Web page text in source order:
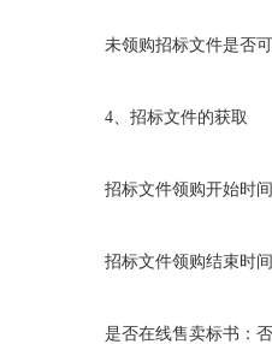
未领购招标文件是否
4、招标文件的获取
招标文件领购开始时间
招标文件领购结束时间
是否在线售卖标书：否